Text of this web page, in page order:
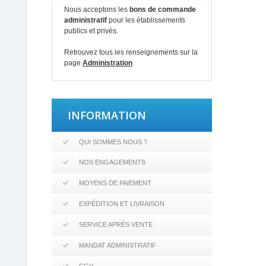
Nous acceptons les bons de commande
administratif pour les établissements
publics et privés.
Retrouvez tous les renseignements sur la
page Administration
INFORMATION
QUI SOMMES NOUS ?
NOS ENGAGEMENTS
MOYENS DE PAIEMENT
EXPÉDITION ET LIVRAISON
SERVICE APRÈS VENTE
MANDAT ADMINISTRATIF